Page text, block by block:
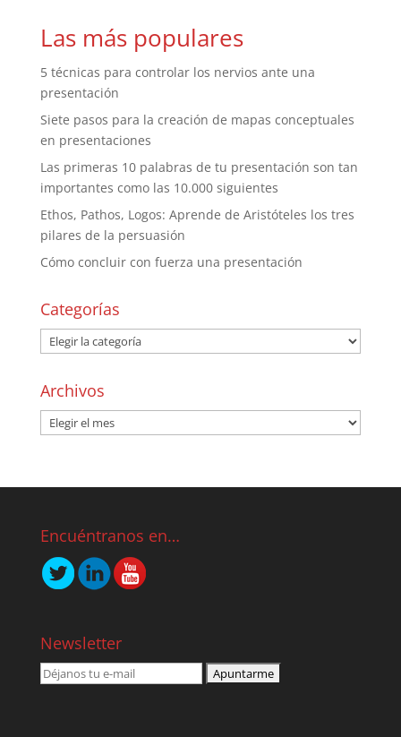
Las más populares
5 técnicas para controlar los nervios ante una
presentación
Siete pasos para la creación de mapas conceptuales
en presentaciones
Las primeras 10 palabras de tu presentación son tan
importantes como las 10.000 siguientes
Ethos, Pathos, Logos: Aprende de Aristóteles los tres
pilares de la persuasión
Cómo concluir con fuerza una presentación
Categorías
Archivos
Encuéntranos en…
Newsletter